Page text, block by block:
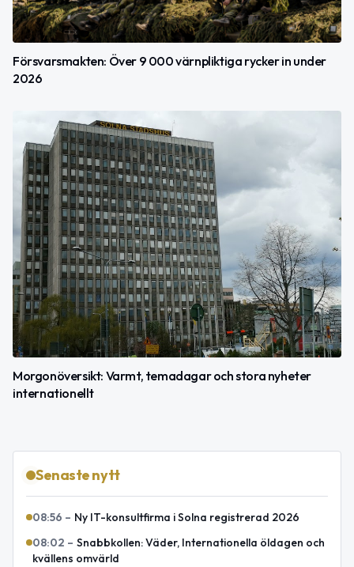
Försvarsmakten: Över 9 000 värnpliktiga rycker in under
2026
Morgonöversikt: Varmt, temadagar och stora nyheter
internationellt
Senaste nytt
08:56 – Ny IT-konsultfirma i Solna registrerad 2026
08:02 – Snabbkollen: Väder, Internationella öldagen och
kvällens omvärld